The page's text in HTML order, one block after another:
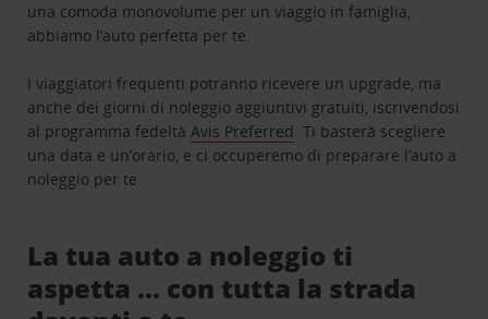
una comoda monovolume per un viaggio in famiglia,
abbiamo l’auto perfetta per te.
I viaggiatori frequenti potranno ricevere un upgrade, ma
anche dei giorni di noleggio aggiuntivi gratuiti, iscrivendosi
al programma fedeltàAvis Preferred. Ti basterà scegliere
una data e un’orario, e ci occuperemo di preparare l’auto a
noleggio per te.
La tua auto a noleggio ti
aspetta … con tutta la strada